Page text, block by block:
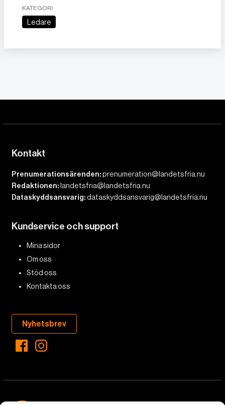
KATEGORI
Ledare
Kontakt
Prenumerationsärenden:prenumeration@landetsfria.nu
Redaktionen: landetsfria@landetsfria.nu
Dataskyddsansvarig:dataskyddsansvarig@landetsfria.nu
Kundservice och support
Mina sidor
Om oss
Stöd oss
Kontakta oss
Nyhetsbrev